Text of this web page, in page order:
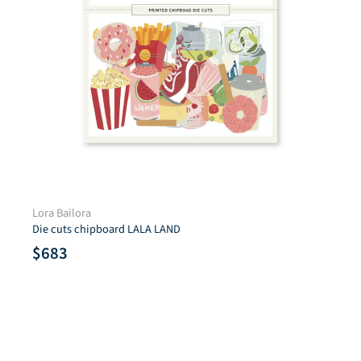
Lora Bailora
Die cuts chipboard LALA LAND
$683